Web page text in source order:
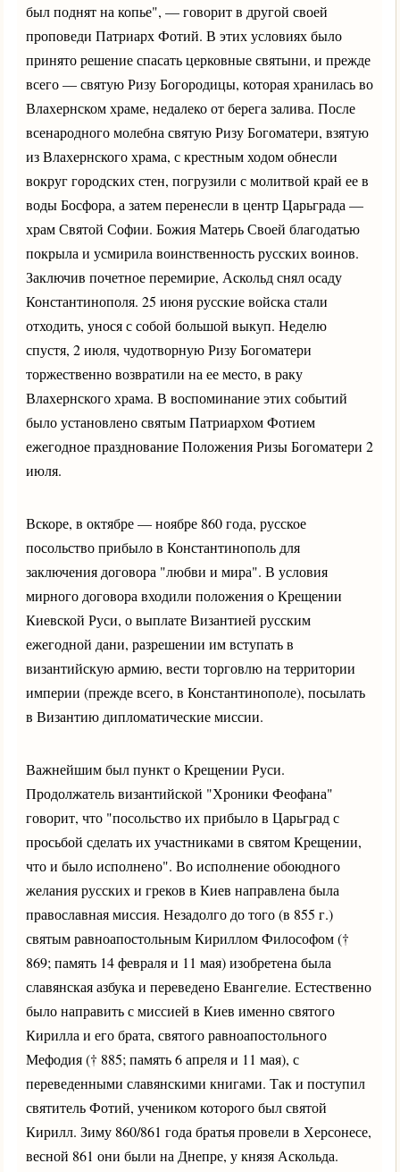
был поднят на копье", — говорит в другой своей
проповеди Патриарх Фотий. В этих условиях было
принято решение спасать церковные святыни, и прежде
всего — святую Ризу Богородицы, которая хранилась во
Влахернском храме, недалеко от берега залива. После
всенародного молебна святую Ризу Богоматери, взятую
из Влахернского храма, с крестным ходом обнесли
вокруг городских стен, погрузили с молитвой край ее в
воды Босфора, а затем перенесли в центр Царьграда —
храм Святой Софии. Божия Матерь Своей благодатью
покрыла и усмирила воинственность русских воинов.
Заключив почетное перемирие, Аскольд снял осаду
Константинополя. 25 июня русские войска стали
отходить, унося с собой большой выкуп. Неделю
спустя, 2 июля, чудотворную Ризу Богоматери
торжественно возвратили на ее место, в раку
Влахернского храма. В воспоминание этих событий
было установлено святым Патриархом Фотием
ежегодное празднование Положения Ризы Богоматери 2
июля.
Вскоре, в октябре — ноябре 860 года, русское
посольство прибыло в Константинополь для
заключения договора "любви и мира". В условия
мирного договора входили положения о Крещении
Киевской Руси, о выплате Византией русским
ежегодной дани, разрешении им вступать в
византийскую армию, вести торговлю на территории
империи (прежде всего, в Константинополе), посылать
в Византию дипломатические миссии.
Важнейшим был пункт о Крещении Руси.
Продолжатель византийской "Хроники Феофана"
говорит, что "посольство их прибыло в Царьград с
просьбой сделать их участниками в святом Крещении,
что и было исполнено". Во исполнение обоюдного
желания русских и греков в Киев направлена была
православная миссия. Незадолго до того (в 855 г.)
святым равноапостольным Кириллом Философом (†
869; память 14 февраля и 11 мая) изобретена была
славянская азбука и переведено Евангелие. Естественно
было направить с миссией в Киев именно святого
Кирилла и его брата, святого равноапостольного
Мефодия († 885; память 6 апреля и 11 мая), с
переведенными славянскими книгами. Так и поступил
святитель Фотий, учеником которого был святой
Кирилл. Зиму 860/861 года братья провели в Херсонесе,
весной 861 они были на Днепре, у князя Аскольда.